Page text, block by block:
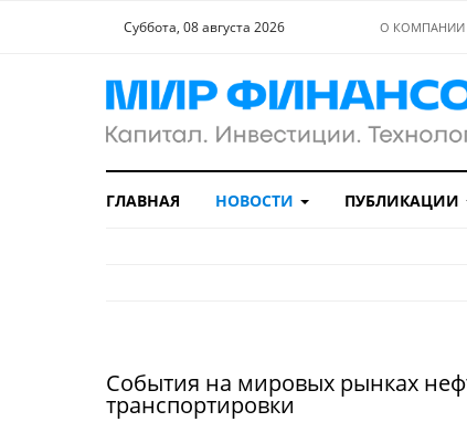
Суббота, 08 августа 2026 О КОМПАНИИ
ГЛАВНАЯ НОВОСТИ ПУБЛИКАЦИИ
События на мировых рынках
транспортировки